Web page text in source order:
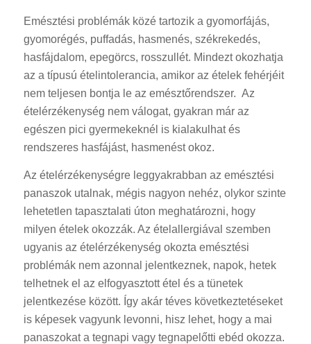
Emésztési problémák közé tartozik a gyomorfájás,
gyomorégés, puffadás, hasmenés, székrekedés,
hasfájdalom, epegörcs, rosszullét. Mindezt okozhatja
az a típusú ételintolerancia, amikor az ételek fehérjéit
nem teljesen bontja le az emésztőrendszer. Az
ételérzékenység nem válogat, gyakran már az
egészen pici gyermekeknél is kialakulhat és
rendszeres hasfájást, hasmenést okoz.
Az ételérzékenységre leggyakrabban az emésztési
panaszok utalnak, mégis nagyon nehéz, olykor szinte
lehetetlen tapasztalati úton meghatározni, hogy
milyen ételek okozzák. Az ételallergiával szemben
ugyanis az ételérzékenység okozta emésztési
problémák nem azonnal jelentkeznek, napok, hetek
telhetnek el az elfogyasztott étel és a tünetek
jelentkezése között. Így akár téves következtetéseket
is képesek vagyunk levonni, hisz lehet, hogy a mai
panaszokat a tegnapi vagy tegnapelőtti ebéd okozza.